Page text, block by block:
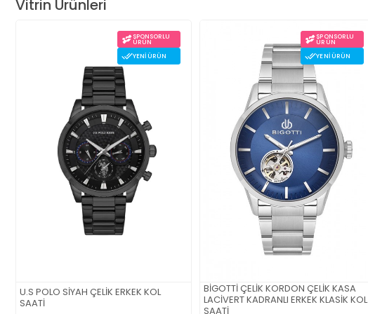
Vitrin Ürünleri
SPONSORLU
ÜRÜN
YENI ÜRÜN
U.S POLO SİYAH ÇELİK ERKEK KOL
SAATİ
SPONSORLU
ÜRÜN
YENI ÜRÜN
BİGOTTİ ÇELİK KORDON ÇELİK KASA
LACİVERT KADRANLI ERKEK KLASİK KOL
SAATİ